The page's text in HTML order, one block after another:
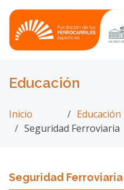
Educación
Inicio Educación
Seguridad Ferroviaria
Seguridad Ferroviaria